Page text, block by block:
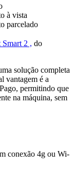
à vista
parcelado
Smart 2 , do
solução completa
vantagem é a
permitindo que
na máquina, sem
conexão 4g ou Wi-